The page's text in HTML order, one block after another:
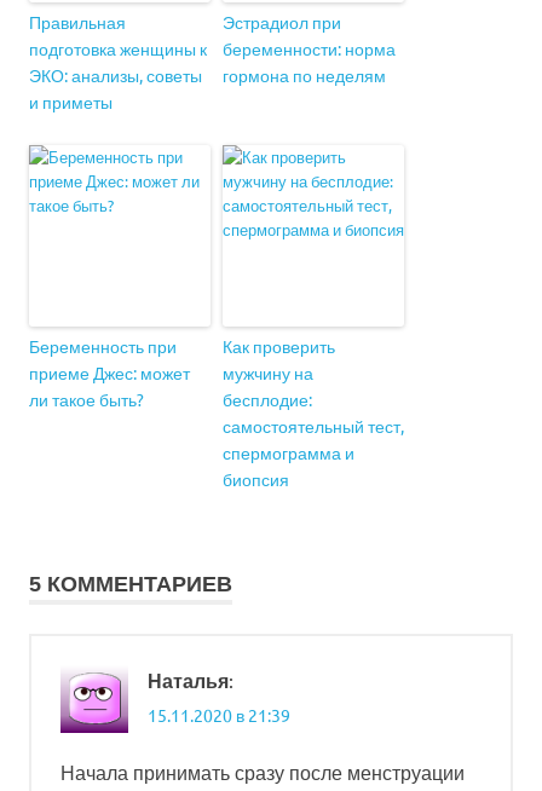
Правильная
подготовка женщины к
ЭКО: анализы, советы
и приметы
Эстрадиол при
беременности: норма
гормона по неделям
Беременность при
приеме Джес: может
ли такое быть?
Как проверить
мужчину на
бесплодие:
самостоятельный тест,
спермограмма и
биопсия
5 КОММЕНТАРИЕВ
Наталья:
15.11.2020 в 21:39
Начала принимать сразу после менструации